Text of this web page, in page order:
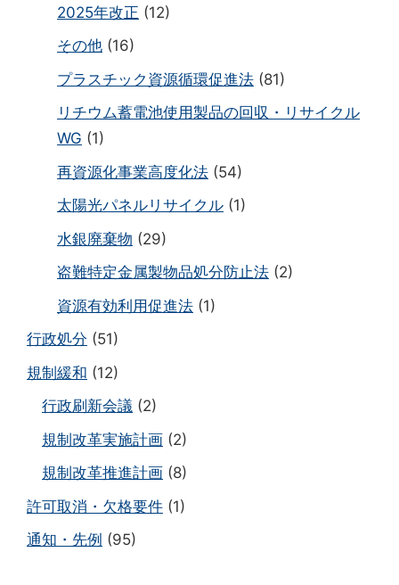
2025年改正 (12)
その他 (16)
プラスチック資源循環促進法 (81)
リチウム蓄電池使用製品の回収・リサイクル
WG (1)
再資源化事業高度化法 (54)
太陽光パネルリサイクル (1)
水銀廃棄物 (29)
盗難特定金属製物品処分防止法 (2)
資源有効利用促進法 (1)
行政処分 (51)
規制緩和 (12)
行政刷新会議 (2)
規制改革実施計画 (2)
規制改革推進計画 (8)
許可取消・欠格要件 (1)
通知・先例 (95)